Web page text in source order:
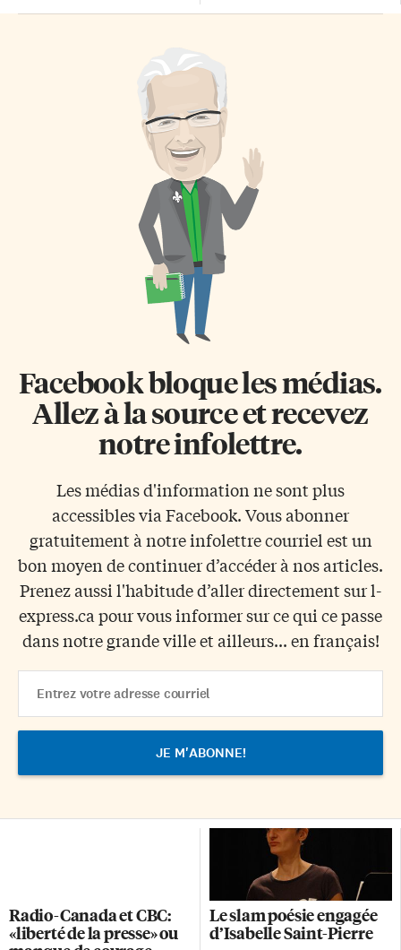
Charbonneau, a fait le pari de
pouvoir offrir à son auditoire
une série divertissante de
grande qualité et à peu de frais.
La série FranCœur raconte la
vie mouvementée d’un jeune
séducteur, Luc Francœur,
déchiré entre ses ambitions
personnelles et la dure réalité
du milieu de la production
laitière d’aujourd’hui. […]
qu’illusion et le gouvernement
tient les ficelles. Les lois sur
l’investissement étranger
offrent une protection parfaite
pour les compagnies
canadiennes, qui du coup ne
subissent pas de pression et
laissent les tarifs extrêmement
hauts, en dépit de la tendance
logique qui […]
Facebook bloque les médias.
Allez à la source et recevez
notre infolettre.
Les médias d'information ne sont plus
accessibles via Facebook. Vous abonner
gratuitement à notre infolettre courriel est un
bon moyen de continuer d’accéder à nos articles.
Prenez aussi l'habitude d’aller directement sur l-
express.ca pour vous informer sur ce qui ce passe
dans notre grande ville et ailleurs... en français!
Address
Radio-Canada et CBC:
«liberté de la presse» ou
Le slam poésie engagée
d’Isabelle Saint-Pierre